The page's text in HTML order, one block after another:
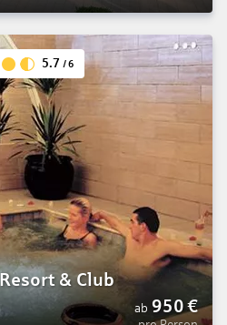
5.7 /6
& Club
ab 950€